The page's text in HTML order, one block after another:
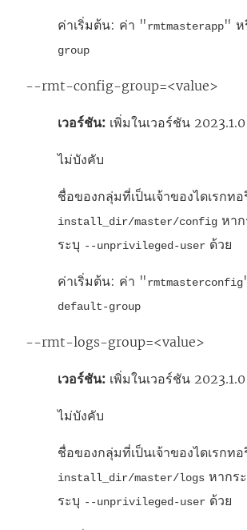
ค่าเริ่มต้น: ค่า "rmtmasterapp" ห
group
--rmt-config-group=<value>
เวอร์ชัน: เพิ่มในเวอร์ชัน 2023.1.0
ไม่บังคับ
ชื่อของกลุ่มที่เป็นเจ้าของไดเรกทอ
install_dir/master/config หา
ระบุ --unprivileged-user ด้วย
ค่าเริ่มต้น: ค่า "rmtmasterconfig
default-group
--rmt-logs-group=<value>
เวอร์ชัน: เพิ่มในเวอร์ชัน 2023.1.0
ไม่บังคับ
ชื่อของกลุ่มที่เป็นเจ้าของไดเรกทอ
install_dir/master/logs หากร
ระบุ --unprivileged-user ด้วย